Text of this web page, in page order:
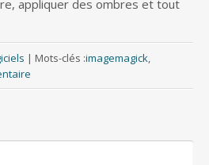
appliquer des ombres et tout
| Mots-clés :imagemagick